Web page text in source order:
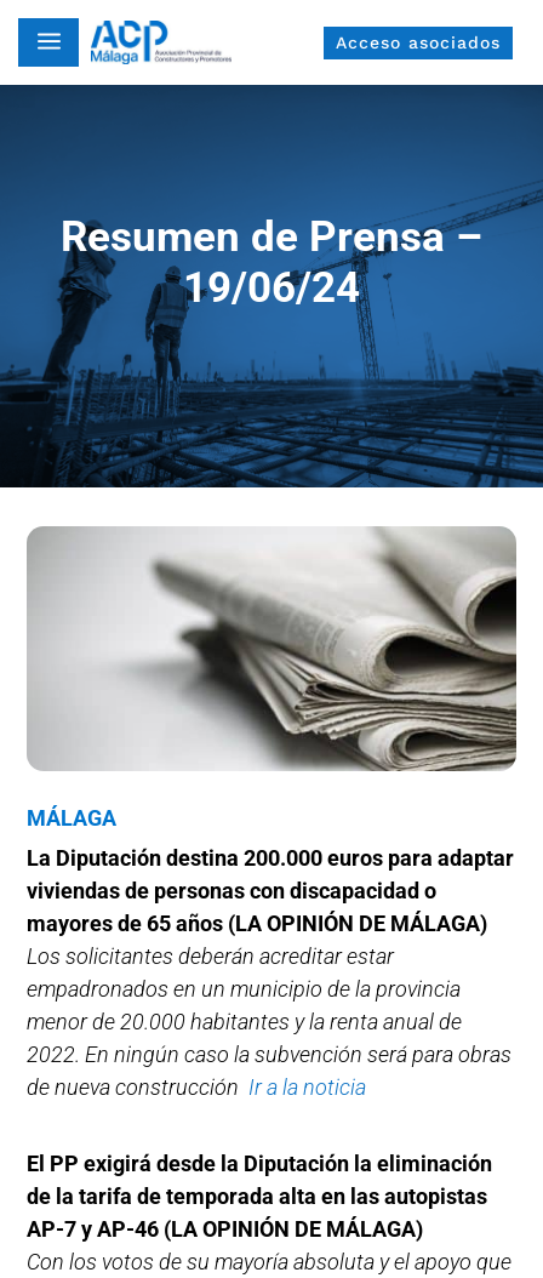
a Acceso asociados
Resumen de Prensa –
19/06/24
MÁLAGA
La Diputación destina 200.000 euros para adaptar
viviendas de personas con discapacidad o
mayores de 65 años (LA OPINIÓN DE MÁLAGA)
Los solicitantes deberán acreditar estar
empadronados en un municipio de la provincia
menor de 20.000 habitantes y la renta anual de
2022. En ningún caso la subvención será para obras
de nueva construcción Ir a la noticia
El PP exigirá desde la Diputación la eliminación
de la tarifa de temporada alta en las autopistas
AP-7 y AP-46 (LA OPINIÓN DE MÁLAGA)
Con los votos de su mayoría absoluta y el apoyo que